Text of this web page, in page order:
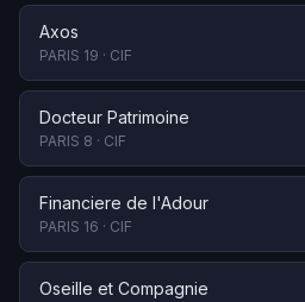
Axos
PARIS 19 · CIF
Docteur Patrimoine
PARIS 8 · CIF
Financiere de l'Adour
PARIS 16 · CIF
Oseille et Compagnie